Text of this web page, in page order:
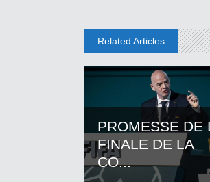
Related Articles
PROMESSE DE
FINALE DE LA
CO...